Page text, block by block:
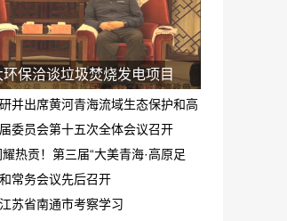
保洽谈垃圾焚烧发电项目
并出席黄河青海流域生态保护和高
委员会第十五次全体会议召开
热贡！第三届“大美青海·高原足
正式启幕
常务会议先后召开
苏省南通市考察学习